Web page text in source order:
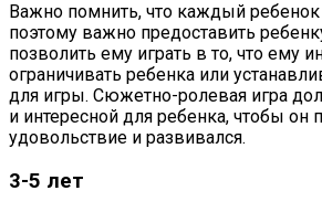
Важно помнить, что каждый
поэтому важно предоставить
позволить ему играть в то, что ему
ограничивать ребенка или
для игры. Сюжетно-ролевая игра
и интересной для ребенка, чтобы он
удовольствие и развивался.
3-5 лет